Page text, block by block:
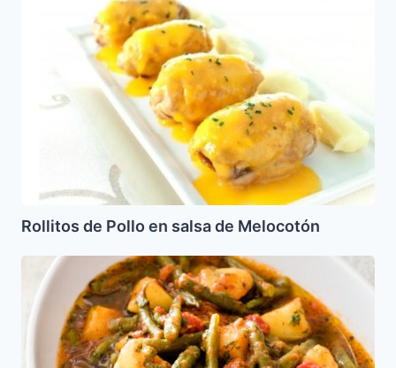
Melocotón
Rollitos de Pollo en salsa de Melocotón
Habichuelas
Guisadas